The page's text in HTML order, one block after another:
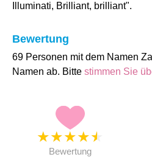
Illuminati, Brilliant, brilliant".
Bewertung
69 Personen mit dem Namen
Namen ab. Bitte stimmen Sie
★★★★★
Bewertung